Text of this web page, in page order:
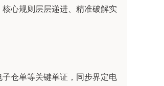
心规则层层递进、精准破解实
仓单等关键单证，同步界定电